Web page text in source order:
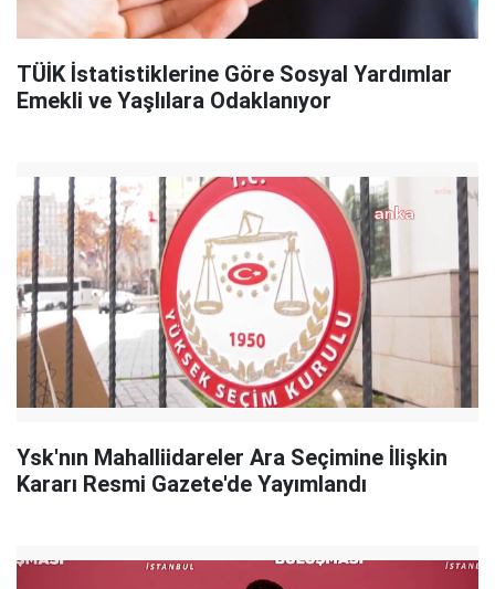
TÜİK İstatistiklerine Göre Sosyal Yardımlar
Emekli ve Yaşlılara Odaklanıyor
Ysk'nın Mahalliidareler Ara Seçimine İlişkin
Kararı Resmi Gazete'de Yayımlandı